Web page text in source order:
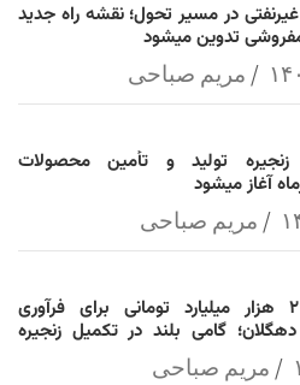
در مسیر تحول؛ نقشه راه جدید
تدوین میشود
مریم صباحی
تولید و تأمین محصولات
آغاز میشود
مریم صباحی
سرمایه‌گذاری ۲ هزار میلیارد تومانی برای فرآوری
گامی بلند در تکمیل زنجیره
مریم صباحی